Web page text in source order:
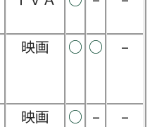
映画 ○ ○ –
映画 ○ – –